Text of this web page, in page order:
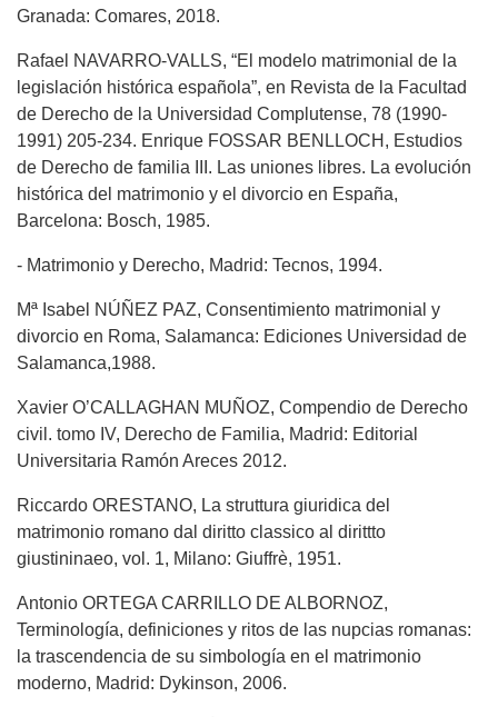
Granada: Comares, 2018.
Rafael NAVARRO-VALLS, “El modelo matrimonial de la
legislación histórica española”, en Revista de la Facultad
de Derecho de la Universidad Complutense, 78 (1990-
1991) 205-234. Enrique FOSSAR BENLLOCH, Estudios
de Derecho de familia III. Las uniones libres. La evolución
histórica del matrimonio y el divorcio en España,
Barcelona: Bosch, 1985.
- Matrimonio y Derecho, Madrid: Tecnos, 1994.
Mª Isabel NÚÑEZ PAZ, Consentimiento matrimonial y
divorcio en Roma, Salamanca: Ediciones Universidad de
Salamanca,1988.
Xavier O’CALLAGHAN MUÑOZ, Compendio de Derecho
civil. tomo IV, Derecho de Familia, Madrid: Editorial
Universitaria Ramón Areces 2012.
Riccardo ORESTANO, La struttura giuridica del
matrimonio romano dal diritto classico al dirittto
giustininaeo, vol. 1, Milano: Giuffrè, 1951.
Antonio ORTEGA CARRILLO DE ALBORNOZ,
Terminología, definiciones y ritos de las nupcias romanas:
la trascendencia de su simbología en el matrimonio
moderno, Madrid: Dykinson, 2006.